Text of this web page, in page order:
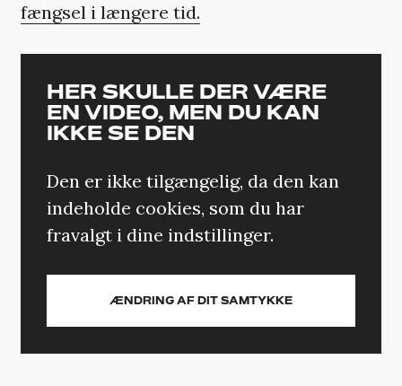
fængsel i længere tid.
HER SKULLE DER VÆRE
EN VIDEO, MEN DU KAN
IKKE SE DEN
Den er ikke tilgængelig, da den kan
indeholde cookies, som du har
fravalgt i dine indstillinger.
ÆNDRING AF DIT SAMTYKKE